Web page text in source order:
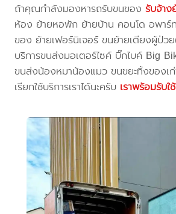
ถ้าคุณกำลังมองหารถรับขนของรับจ้าง
ห้อง ย้ายหอพัก ย้ายบ้าน คอนโด อพาร์
ของ ย้ายเฟอร์นิเจอร์ ขนย้ายเตียงผู้ป่ว
บริการขนส่งมอเตอร์ไซค์ บิ๊กไบค์ Big
ขนส่งน้องหมาน้องแมว ขนขยะทิ้งของเ
เรียกใช้บริการเราได้นะครับ เราพร้อมรับ